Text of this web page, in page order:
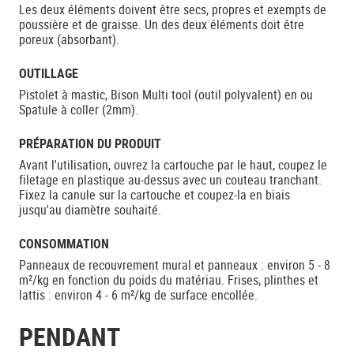
Les deux éléments doivent être secs, propres et exempts de
poussière et de graisse. Un des deux éléments doit être
poreux (absorbant).
OUTILLAGE
Pistolet à mastic, Bison Multi tool (outil polyvalent) en ou
Spatule à coller (2mm).
PRÉPARATION DU PRODUIT
Avant l'utilisation, ouvrez la cartouche par le haut, coupez le
filetage en plastique au-dessus avec un couteau tranchant.
Fixez la canule sur la cartouche et coupez-la en biais
jusqu'au diamètre souhaité.
CONSOMMATION
Panneaux de recouvrement mural et panneaux : environ 5 - 8
m²/kg en fonction du poids du matériau. Frises, plinthes et
lattis : environ 4 - 6 m²/kg de surface encollée.
PENDANT